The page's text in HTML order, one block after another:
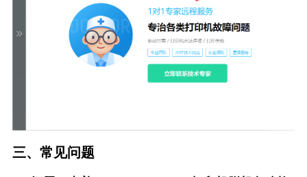
三、常见问题